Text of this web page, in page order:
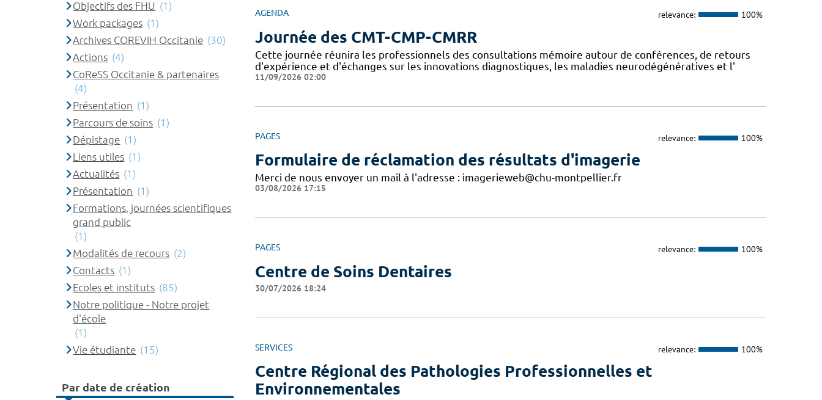
AGENDA relevance: 100%
Journée des CMT-CMP-CMRR
Cette journée réunira les professionnels des consultations mémoire autour de conférences, de retours
d'expérience et d'échanges sur les innovations diagnostiques, les maladies neurodégénératives et l'
11/09/2026 02:00
PAGES relevance: 100%
Formulaire de réclamation des résultats d'imagerie
Merci de nous envoyer un mail à l'adresse : imagerieweb@chu-montpellier.fr
03/08/2026 17:15
PAGES relevance: 100%
Centre de Soins Dentaires
30/07/2026 18:24
SERVICES relevance: 100%
Centre Régional des Pathologies Professionnelles et
Environnementales
Objectifs des FHU (1)
Work packages (1)
Archives COREVIH Occitanie (30)
Actions (4)
CoReSS Occitanie & partenaires
(4)
Présentation (1)
Parcours de soins (1)
Dépistage (1)
Liens utiles (1)
Actualités (1)
Présentation (1)
Formations, journées scientifiques
grand public
(1)
Modalités de recours (2)
Contacts (1)
Ecoles et instituts (85)
Notre politique - Notre projet
d'école
(1)
Vie étudiante (15)
Par date de création